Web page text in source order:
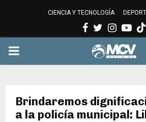
CIENCIA Y TECNOLOGÍA
Facebook
Twitter
PRIMARY
Brindaremos
a la policía municipal: